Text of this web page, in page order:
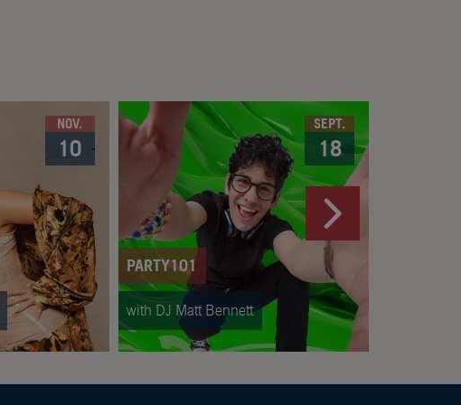
NOV.
10
PARTY101
with DJ Matt Bennett
SEPT.
18